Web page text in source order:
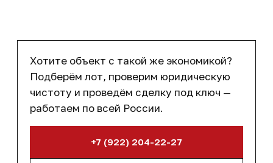
Хотите объект с такой же экономикой?
Подберём лот, проверим юридическую
чистоту и проведём сделку под ключ —
работаем по всей России.
+7 (922) 204-22-27